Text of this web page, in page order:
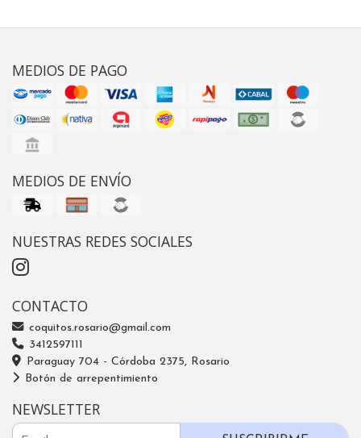
MEDIOS DE PAGO
MEDIOS DE ENVÍO
NUESTRAS REDES SOCIALES
CONTACTO
coquitos.rosario@gmail.com
3412597111
Paraguay 704 - Córdoba 2375, Rosario
Botón de arrepentimiento
NEWSLETTER